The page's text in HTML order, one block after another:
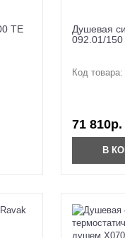
TE
Душевая
092.01/
Код товара:
71 810р.
В